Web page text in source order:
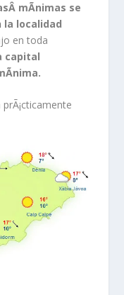
mÃ­nimas se
la localidad
en toda
capital